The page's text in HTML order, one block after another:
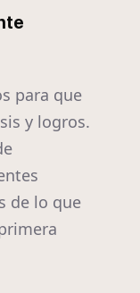
para que
y logros.
de lo que